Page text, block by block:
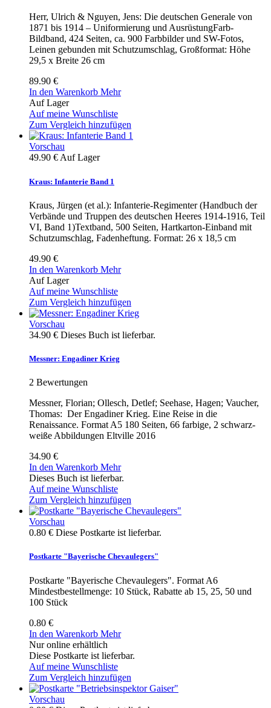
Herr, Ulrich & Nguyen, Jens: Die deutschen Generale von
1871 bis 1914 – Uniformierung und AusrüstungFarb-
Bildband, 424 Seiten, ca. 900 Farbbilder und SW-Fotos,
Leinen gebunden mit Schutzumschlag, Großformat: Höhe
29,5 x Breite 26 cm
89.90 €
In den Warenkorb Mehr
Auf Lager
Auf meine Wunschliste
Zum Vergleich hinzufügen
Vorschau
49.90 €Auf Lager
Kraus: Infanterie Band 1
Kraus, Jürgen (et al.): Infanterie-Regimenter (Handbuch der
Verbände und Truppen des deutschen Heeres 1914-1916, Teil
VI, Band 1)Textband, 500 Seiten, Hartkarton-Einband mit
Schutzumschlag, Fadenheftung. Format: 26 x 18,5 cm
49.90 €
In den Warenkorb Mehr
Auf Lager
Auf meine Wunschliste
Zum Vergleich hinzufügen
Vorschau
34.90 € Dieses Buch ist lieferbar.
Messner: Engadiner Krieg
2 Bewertungen
Messner, Florian; Ollesch, Detlef; Seehase, Hagen; Vaucher,
Thomas: Der Engadiner Krieg. Eine Reise in die
Renaissance. Format A5 180 Seiten, 66 farbige, 2 schwarz-
weiße Abbildungen Eltville 2016
34.90 €
In den Warenkorb Mehr
Dieses Buch ist lieferbar.
Auf meine Wunschliste
Zum Vergleich hinzufügen
Vorschau
0.80 € Diese Postkarte ist lieferbar.
Postkarte "Bayerische Chevaulegers"
Postkarte "Bayerische Chevaulegers". Format A6
Mindestbestellmenge: 10 Stück, Rabatte ab 15, 25, 50 und
100 Stück
0.80 €
In den Warenkorb Mehr
Nur online erhältlich
Diese Postkarte ist lieferbar.
Auf meine Wunschliste
Zum Vergleich hinzufügen
Vorschau